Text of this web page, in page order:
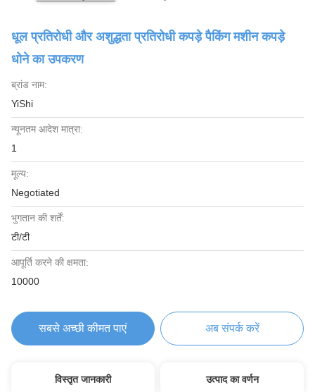
धूल प्रतिरोधी और अशुद्धता प्रतिरोधी कपड़े पैकिंग मशीन कपड़े
धोने का उपकरण
ब्रांड नाम:
YiShi
न्यूनतम आदेश मात्रा:
1
मूल्य:
Negotiated
भुगतान की शर्तें:
टी/टी
आपूर्ति करने की क्षमता:
10000
सबसे अच्छी कीमत पाएं अब संपर्क करें
विस्तृत जानकारी उत्पाद का वर्णन